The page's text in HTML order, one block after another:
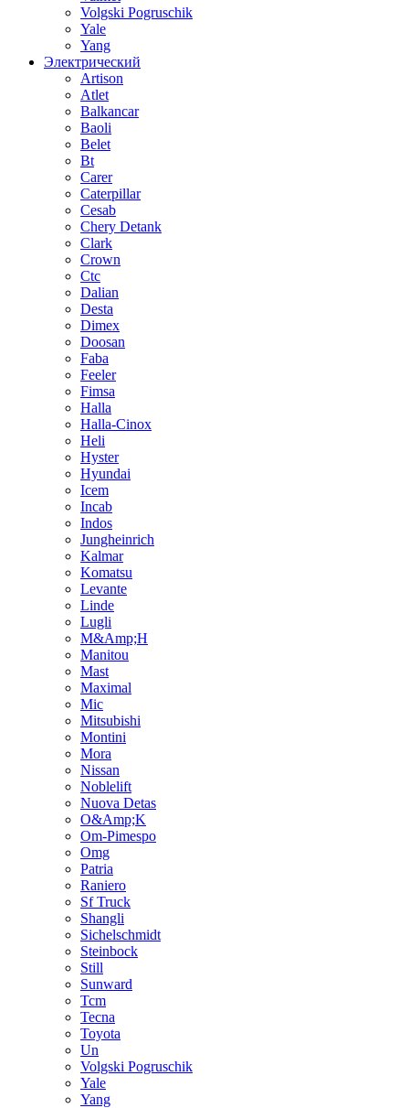
Volgski Pogruschik
Yale
Yang
Электрический
Artison
Atlet
Balkancar
Baoli
Belet
Bt
Carer
Caterpillar
Cesab
Chery Detank
Clark
Crown
Ctc
Dalian
Desta
Dimex
Doosan
Faba
Feeler
Fimsa
Halla
Halla-Cinox
Heli
Hyster
Hyundai
Icem
Incab
Indos
Jungheinrich
Kalmar
Komatsu
Levante
Linde
Lugli
M&Amp;H
Manitou
Mast
Maximal
Mic
Mitsubishi
Montini
Mora
Nissan
Noblelift
Nuova Detas
O&Amp;K
Om-Pimespo
Omg
Patria
Raniero
Sf Truck
Shangli
Sichelschmidt
Steinbock
Still
Sunward
Tcm
Tecna
Toyota
Un
Volgski Pogruschik
Yale
Yang